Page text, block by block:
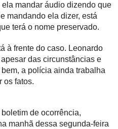
mandar áudio dizendo que
mandando ela dizer, está
terá o nome preservado.
à frente do caso. Leonardo
das circunstâncias e
a polícia ainda trabalha
os fatos.
de ocorrência,
manhã dessa segunda-feira